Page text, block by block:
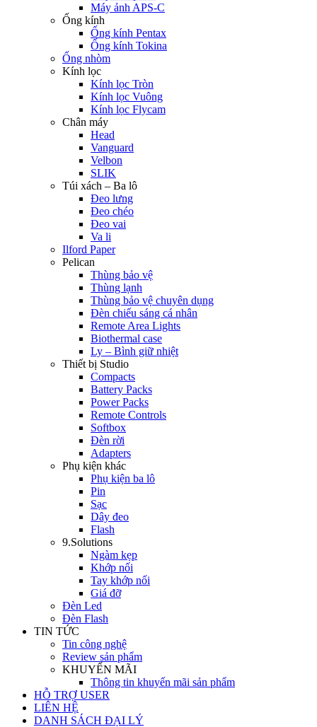
Máy ảnh APS-C
Ống kính
Ống kính Pentax
Ống kính Tokina
Ống nhòm
Kính lọc
Kính lọc Tròn
Kính lọc Vuông
Kính lọc Flycam
Chân máy
Head
Vanguard
Velbon
SLIK
Túi xách – Ba lô
Đeo lưng
Đeo chéo
Đeo vai
Va li
Ilford Paper
Pelican
Thùng bảo vệ
Thùng lạnh
Thùng bảo vệ chuyên dụng
Đèn chiếu sáng cá nhân
Remote Area Lights
Biothermal case
Ly – Bình giữ nhiệt
Thiết bị Studio
Compacts
Battery Packs
Power Packs
Remote Controls
Softbox
Đèn rời
Adapters
Phụ kiện khác
Phụ kiện ba lô
Pin
Sạc
Dây đeo
Flash
9.Solutions
Ngàm kẹp
Khớp nối
Tay khớp nối
Giá đỡ
Đèn Led
Đèn Flash
TIN TỨC
Tin công nghệ
Review sản phẩm
KHUYẾN MÃI
Thông tin khuyến mãi sản phẩm
HỖ TRỢ USER
LIÊN HỆ
DANH SÁCH ĐẠI LÝ